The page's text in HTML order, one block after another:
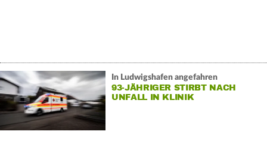
In Ludwigshafen angefahren
93-JÄHRIGER STIRBT NACH
UNFALL IN KLINIK